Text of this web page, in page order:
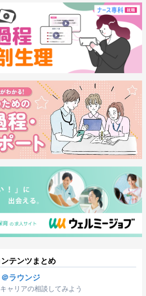
テンツまとめ
ラウンジ
ャリアの相談してみよう